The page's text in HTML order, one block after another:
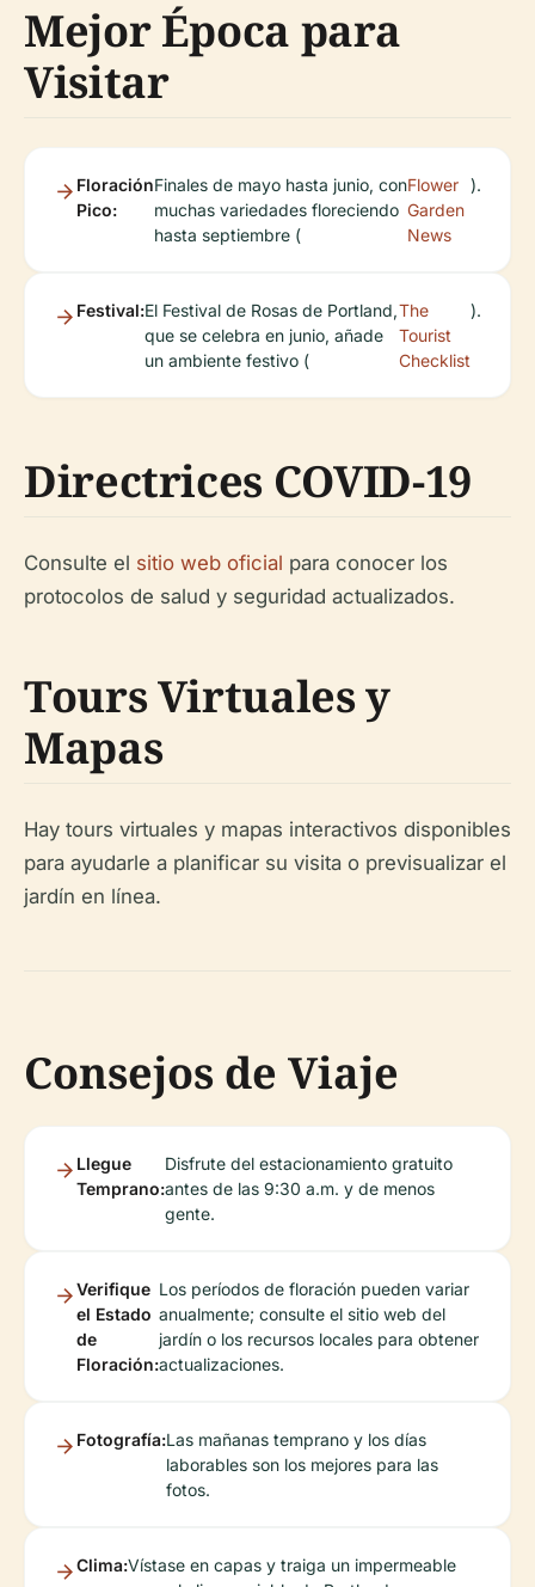
Mejor Época para
Visitar
Floración
Pico:
Finales de mayo hasta junio, con
muchas variedades floreciendo
hasta septiembre (
Flower
Garden
News
).
Festival:El Festival de Rosas de Portland,
que se celebra en junio, añade
un ambiente festivo (
The
Tourist
Checklist
).
Directrices COVID-19
Consulte el sitio web oficial para conocer los
protocolos de salud y seguridad actualizados.
Tours Virtuales y
Mapas
Hay tours virtuales y mapas interactivos disponibles
para ayudarle a planificar su visita o previsualizar el
jardín en línea.
Consejos de Viaje
Llegue
Temprano:
Disfrute del estacionamiento gratuito
antes de las 9:30 a.m. y de menos
gente.
Verifique
el Estado
de
Floración:
Los períodos de floración pueden variar
anualmente; consulte el sitio web del
jardín o los recursos locales para obtener
actualizaciones.
Fotografía:Las mañanas temprano y los días
laborables son los mejores para las
fotos.
Clima:Vístase en capas y traiga un impermeable